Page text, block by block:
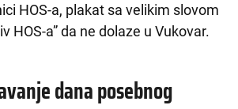
HOS-a, plakat sa velikim slovom
HOS-a” da ne dolaze u Vukovar.
dana posebnog